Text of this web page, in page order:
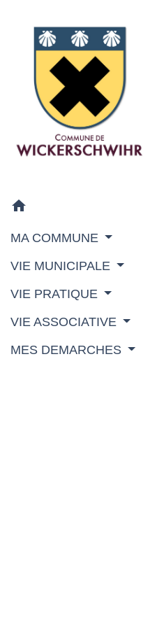
home
MA COMMUNE
VIE MUNICIPALE
VIE PRATIQUE
VIE ASSOCIATIVE
MES DEMARCHES